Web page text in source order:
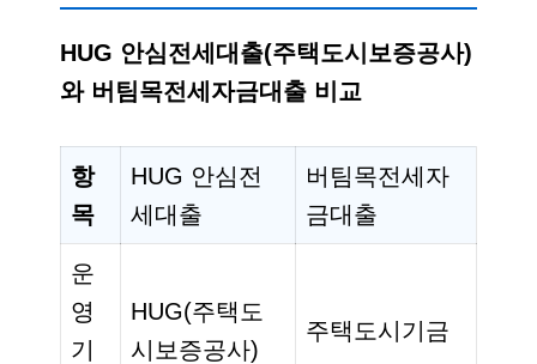
HUG 안심전세대출(주택도시보증공사)
와 버팀목전세자금대출 비교
항
목
HUG 안심전
세대출
버팀목전세자
금대출
운
영
기
HUG(주택도
시보증공사)
주택도시기금